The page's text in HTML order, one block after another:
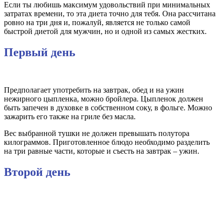
Если ты любишь максимум удовольствий при минимальных
затратах времени, то эта диета точно для тебя. Она рассчитана
ровно на три дня и, пожалуй, является не только самой
быстрой диетой для мужчин, но и одной из самых жестких.
Первый день
Предполагает употребить на завтрак, обед и на ужин
нежирного цыпленка, можно бройлера. Цыпленок должен
быть запечен в духовке в собственном соку, в фольге. Можно
зажарить его также на гриле без масла.
Вес выбранной тушки не должен превышать полутора
килограммов. Приготовленное блюдо необходимо разделить
на три равные части, которые и съесть на завтрак – ужин.
Второй день